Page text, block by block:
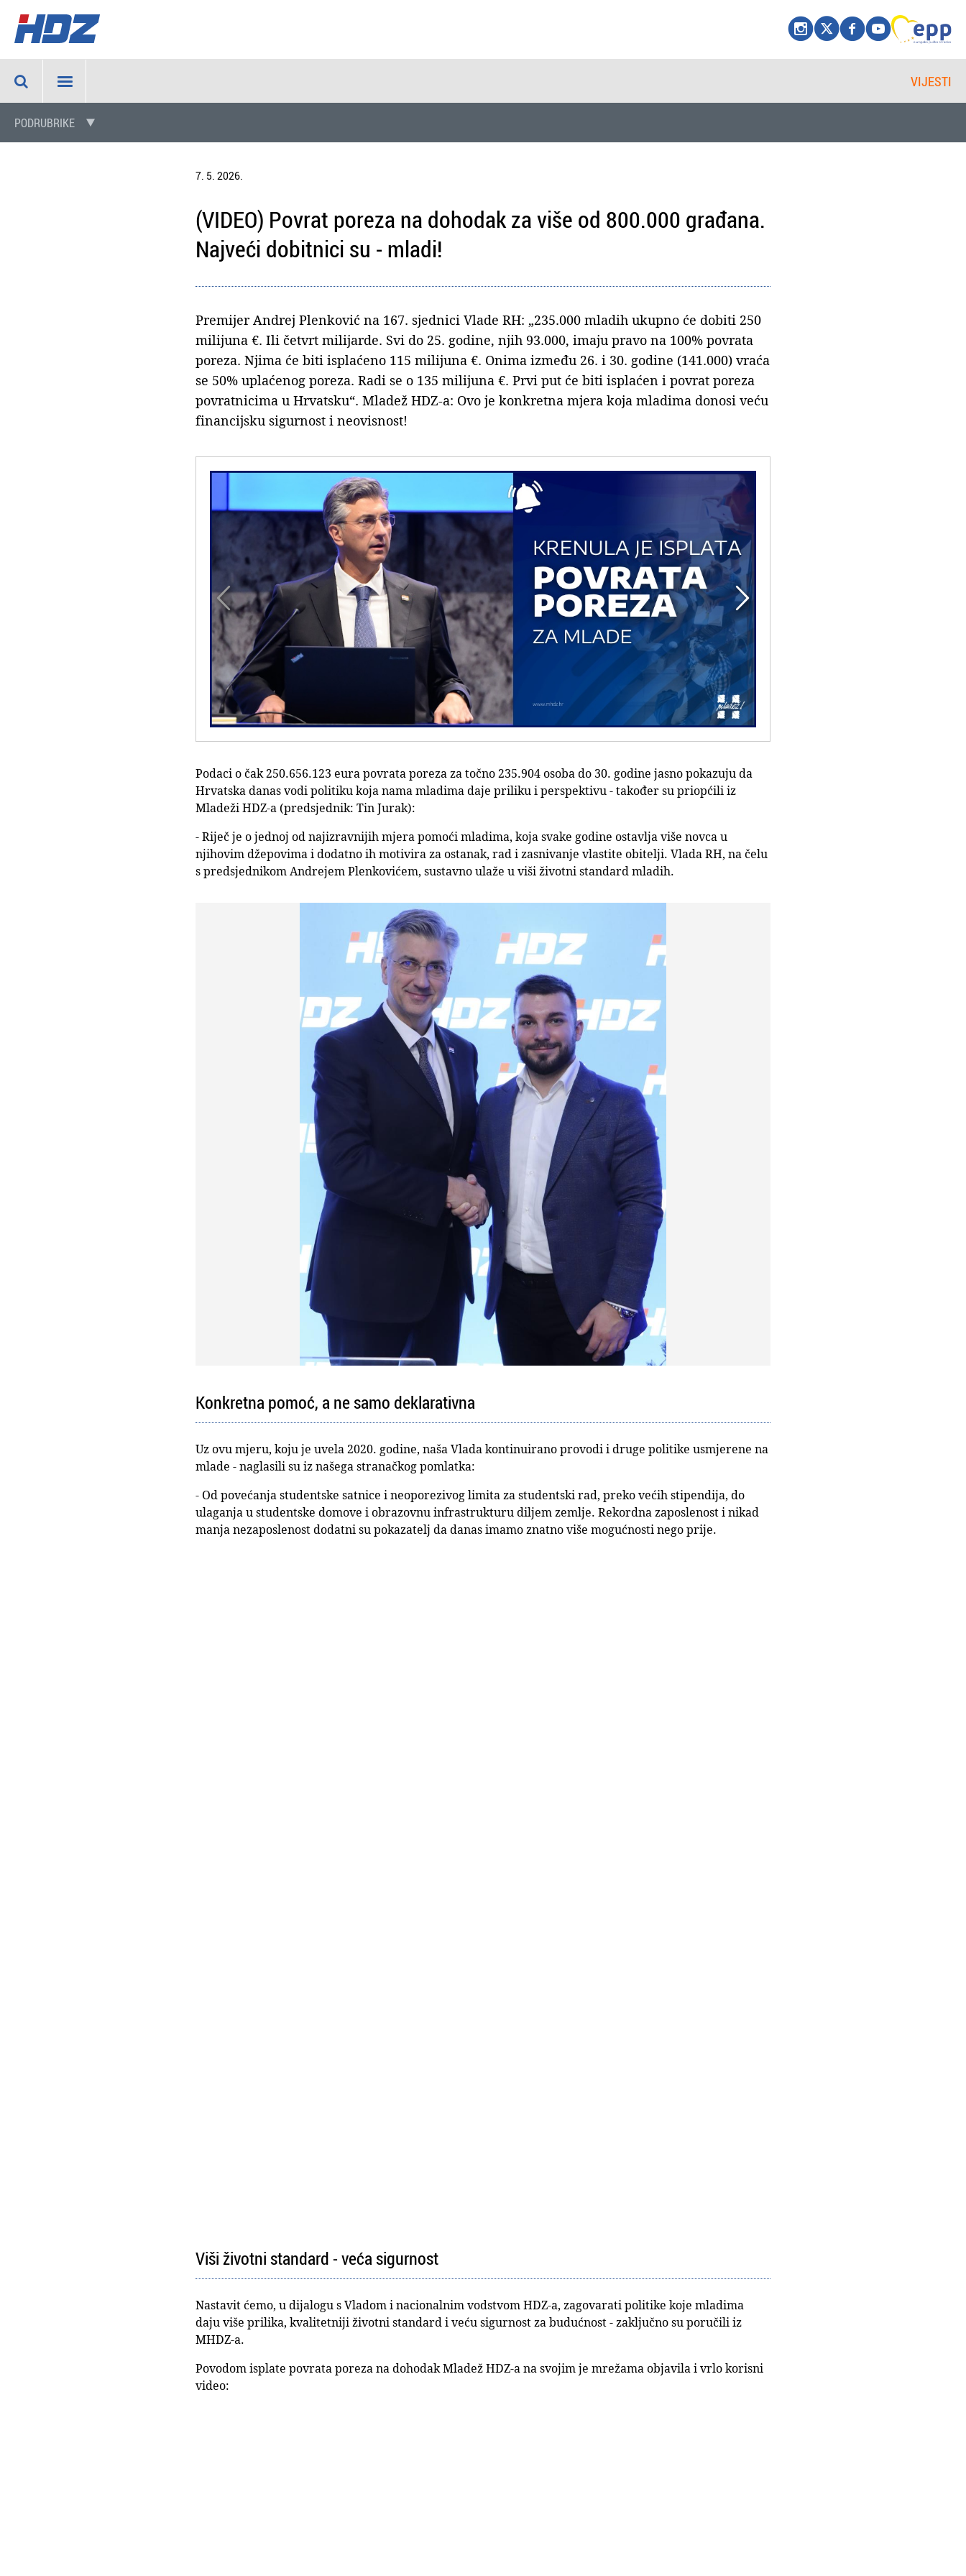
VIJESTI
PODRUBRIKE
7. 5. 2026.
(VIDEO) Povrat poreza na dohodak za više od 800.000 građana.
Najveći dobitnici su - mladi!
Premijer Andrej Plenković na 167. sjednici Vlade RH: „235.000 mladih ukupno će dobiti 250
milijuna €. Ili četvrt milijarde. Svi do 25. godine, njih 93.000, imaju pravo na 100% povrata
poreza. Njima će biti isplaćeno 115 milijuna €. Onima između 26. i 30. godine (141.000) vraća
se 50% uplaćenog poreza. Radi se o 135 milijuna €. Prvi put će biti isplaćen i povrat poreza
povratnicima u Hrvatsku“. Mladež HDZ-a: Ovo je konkretna mjera koja mladima donosi veću
financijsku sigurnost i neovisnost!


Podaci o čak 250.656.123 eura povrata poreza za točno 235.904 osoba do 30. godine jasno pokazuju da
Hrvatska danas vodi politiku koja nama mladima daje priliku i perspektivu - također su priopćili iz
Mladeži HDZ-a (predsjednik: Tin Jurak):
- Riječ je o jednoj od najizravnijih mjera pomoći mladima, koja svake godine ostavlja više novca u
njihovim džepovima i dodatno ih motivira za ostanak, rad i zasnivanje vlastite obitelji. Vlada RH, na čelu
s predsjednikom Andrejem Plenkovićem, sustavno ulaže u viši životni standard mladih.
Konkretna pomoć, a ne samo deklarativna
Uz ovu mjeru, koju je uvela 2020. godine, naša Vlada kontinuirano provodi i druge politike usmjerene na
mlade - naglasili su iz našega stranačkog pomlatka:
- Od povećanja studentske satnice i neoporezivog limita za studentski rad, preko većih stipendija, do
ulaganja u studentske domove i obrazovnu infrastrukturu diljem zemlje. Rekordna zaposlenost i nikad
manja nezaposlenost dodatni su pokazatelj da danas imamo znatno više mogućnosti nego prije.
Viši životni standard - veća sigurnost
Nastavit ćemo, u dijalogu s Vladom i nacionalnim vodstvom HDZ-a, zagovarati politike koje mladima
daju više prilika, kvalitetniji životni standard i veću sigurnost za budućnost - zaključno su poručili iz
MHDZ-a.
Povodom isplate povrata poreza na dohodak Mladež HDZ-a na svojim je mrežama objavila i vrlo korisni
video: